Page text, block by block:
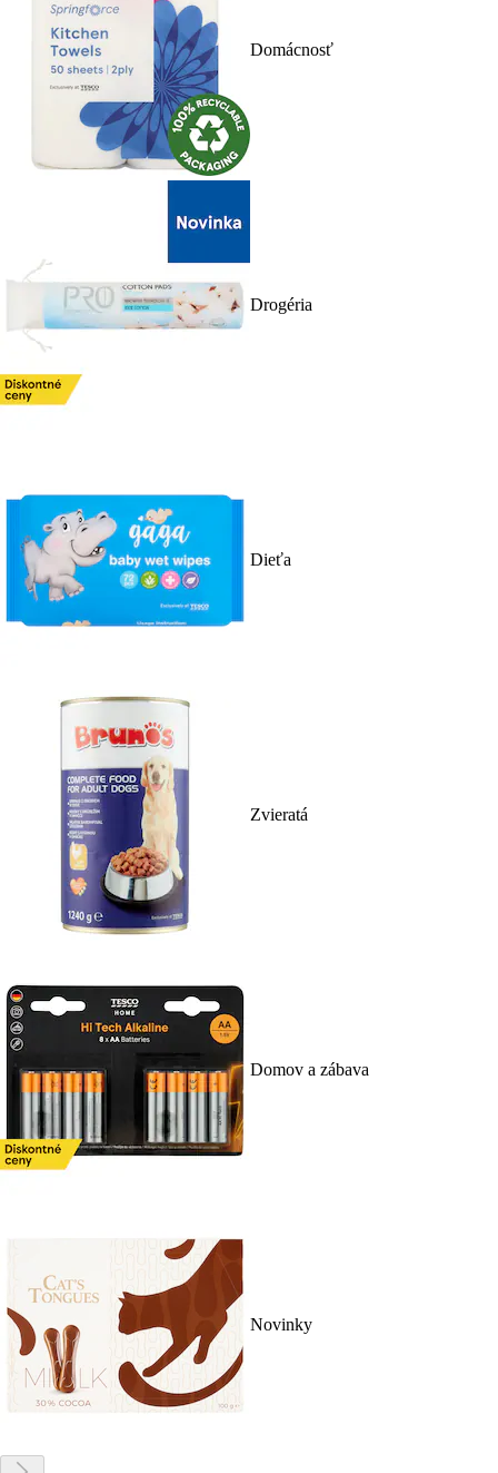
Domácnosť
Drogéria
Dieťa
Zvieratá
Domov a zábava
Novinky